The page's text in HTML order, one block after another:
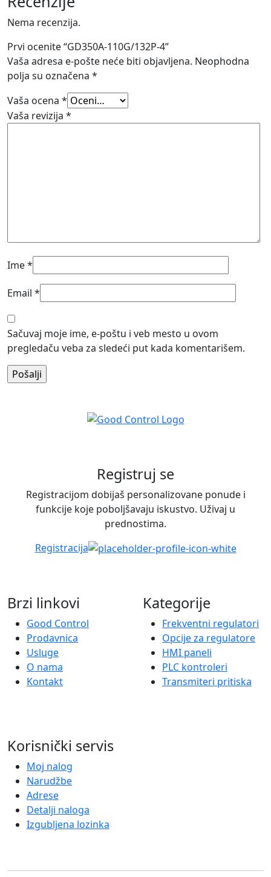
Nema recenzija.
Prvi ocenite “GD350A-110G/132P-4”
Vaša adresa e-pošte neće biti objavljena. Neophodna
polja su označena *
Vaša ocena *
Vaša revizija *
Ime*
Email *
Sačuvaj moje ime, e-poštu i veb mesto u ovom
pregledaču veba za sledeći put kada komentarišem.
Registruj se
Registracijom dobijaš personalizovane ponude i
funkcije koje poboljšavaju iskustvo. Uživaj u
prednostima.
Registracija
Brzi linkovi
Good Control
Prodavnica
Usluge
O nama
Kontakt
Kategorije
Frekventni regulatori
Opcije za regulatore
HMI paneli
PLC kontroleri
Transmiteri pritiska
Korisnički servis
Moj nalog
Narudžbe
Adrese
Detalji naloga
Izgubljena lozinka